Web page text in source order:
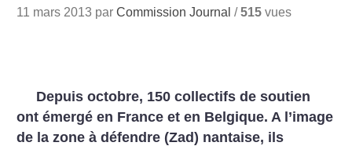
11 mars 2013 parCommission Journal /515 vues
Depuis octobre, 150 collectifs de soutien
ont émergé en France et en Belgique. A l’image
de la zone à défendre (Zad) nantaise, ils